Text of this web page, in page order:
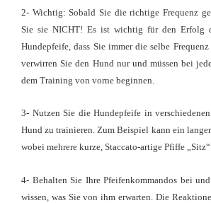
2- Wichtig: Sobald Sie die richtige Frequenz
Sie sie NICHT! Es ist wichtig für den Erfolg
Hundepfeife, dass Sie immer die selbe
verwirren Sie den Hund nur und müssen bei
dem Training von vorne beginnen.
3- Nutzen Sie die Hundepfeife in
Hund zu trainieren. Zum Beispiel kann ein
wobei mehrere kurze, Staccato-artige Pfiffe
4- Behalten Sie Ihre Pfeifenkommandos bei
wissen, was Sie von ihm erwarten. Die